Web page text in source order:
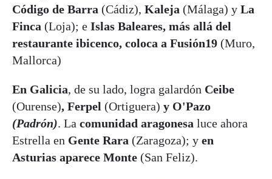
Código de Barra (Cádiz), Kaleja (Málaga) y La
Finca (Loja); e Islas Baleares, más allá del
restaurante ibicenco, coloca a Fusión19 (Muro,
Mallorca)
En Galicia, de su lado, logra galardón Ceibe
(Ourense), Ferpel (Ortiguera) y O'Pazo
(Padrón). La comunidad aragonesa luce ahora
Estrella en Gente Rara (Zaragoza); y en
Asturias aparece Monte (San Feliz).